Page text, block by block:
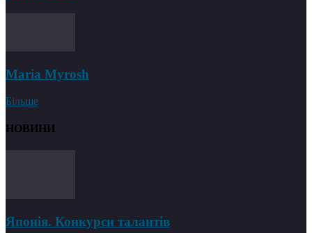
Maria Myrosh
Більше
НОВИНИ
Японія. Конкурси талантів